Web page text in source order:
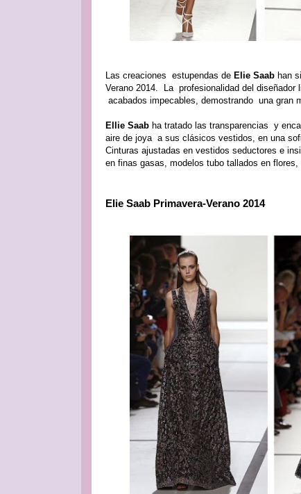
Las creaciones estupendas de Elie Saab han
Verano 2014. La profesionalidad del diseñador
acabados impecables, demostrando una gran
Ellie Saab ha tratado las transparencias y
aire de joya a sus clásicos vestidos, en una
Cinturas ajustadas en vestidos seductores e
en finas gasas, modelos tubo tallados en
Elie Saab Primavera-Verano 2014